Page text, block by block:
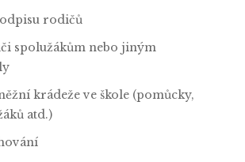
rodičů
spolužákům nebo jiným
krádeže ve škole (pomůcky,
atd.)